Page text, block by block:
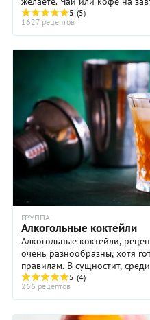
свежевыжатый сок – фреш?
5 (5)
1627 рецептов
ГРУППА
Алкогольные коктейли
Алкогольные коктейли,
очень разнообразны, хотя
правилам. В сущностит,
5 (4)
266 рецептов